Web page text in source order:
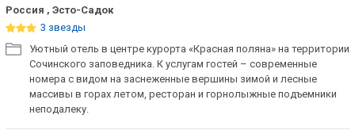
Россия , Эсто-Садок
3 звезды
Уютный отель в центре курорта «Красная поляна» на территории
Сочинского заповедника. К услугам гостей – современные
номера с видом на заснеженные вершины зимой и лесные
массивы в горах летом, ресторан и горнолыжные подъемники
неподалеку.